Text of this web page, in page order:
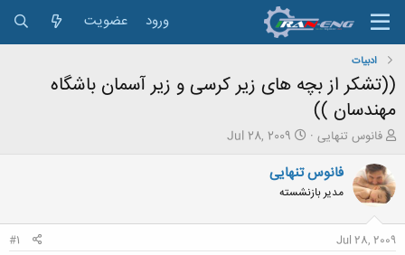
ورود عضویت
ادبیات
((تشکر از بچه های زیر کرسی و زیر آسمان باشگاه
مهندسان ))
ش
و
ع
ک
فانوس تنهایی
ت
ر
ی
خ
Jul 28, 2009
فانوس تنهایی
مدیر بازنشسته
Jul 28, 2009
#1